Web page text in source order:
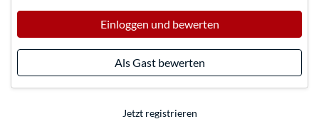
Einloggen und bewerten
Als Gast bewerten
Jetzt registrieren